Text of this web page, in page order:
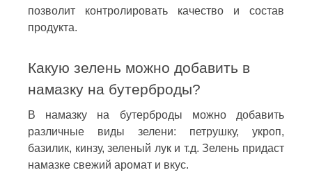
позволит контролировать качество и состав
продукта.
Какую зелень можно добавить в
намазку на бутерброды?
В намазку на бутерброды можно добавить
различные виды зелени: петрушку, укроп,
базилик, кинзу, зеленый лук и т.д. Зелень придаст
намазке свежий аромат и вкус.